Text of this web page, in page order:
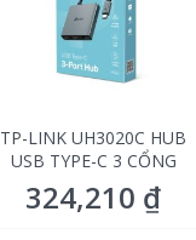
TP-LINK UH3020C HUB
USB TYPE-C 3 CỔNG
324,210 ₫